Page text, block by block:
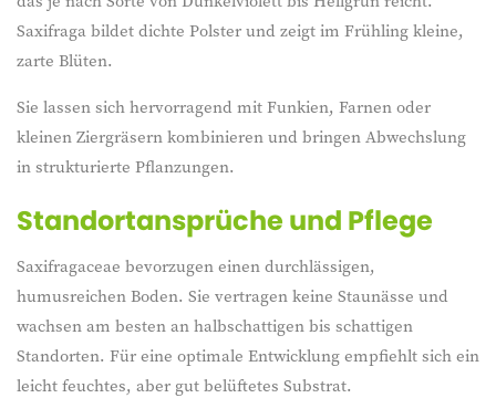
Saxifraga bildet dichte Polster und zeigt im Frühling kleine,
zarte Blüten.
Sie lassen sich hervorragend mit Funkien, Farnen oder
kleinen Ziergräsern kombinieren und bringen Abwechslung
in strukturierte Pflanzungen.
Standortansprüche und Pflege
Saxifragaceae bevorzugen einen durchlässigen,
humusreichen Boden. Sie vertragen keine Staunässe und
wachsen am besten an halbschattigen bis schattigen
Standorten. Für eine optimale Entwicklung empfiehlt sich ein
leicht feuchtes, aber gut belüftetes Substrat.